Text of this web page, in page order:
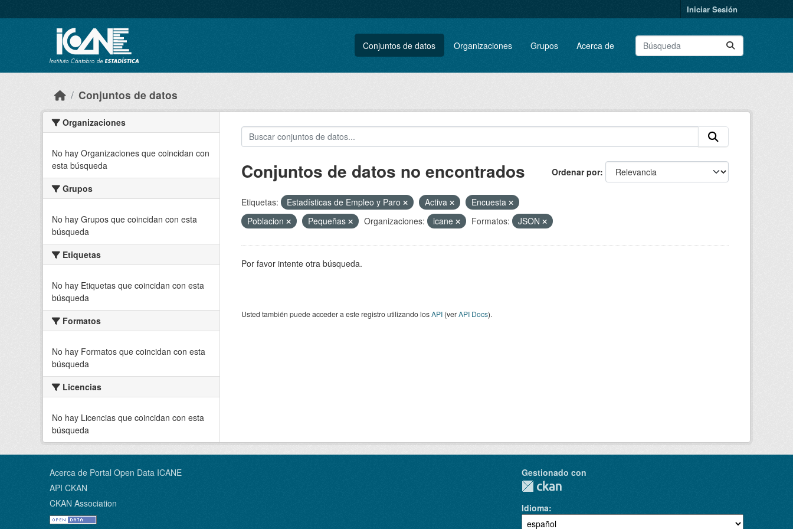
Iniciar Sesión
Conjuntos de datos Organizaciones Grupos Acerca de
Conjuntos de datos
Organizaciones
No hay Organizaciones que coincidan con
esta búsqueda
Grupos
No hay Grupos que coincidan con esta
búsqueda
Etiquetas
No hay Etiquetas que coincidan con esta
búsqueda
Formatos
No hay Formatos que coincidan con esta
búsqueda
Licencias
No hay Licencias que coincidan con esta
búsqueda
Ordenar por
Conjuntos de datos no encontrados
Etiquetas: Estadísticas de Empleo y Paro Activa
Encuesta
Poblacion
Pequeñas Organizaciones: icane Formatos: JSON
Por favor intente otra búsqueda.
Usted también puede acceder a este registro utilizando losAPI(verAPI Docs).
Acerca de Portal Open Data ICANE
API CKAN
CKAN Association
Gestionado con
Idioma